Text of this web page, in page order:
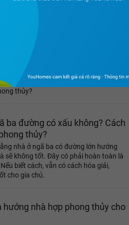
thờ trong phòng khách sao
thủy
một nét đẹp trong văn hóa của người
lòng hiếu thảo, biết ơn đối với đấng
kế bàn thờ trong phòng khách như
thủy?
ba đường có xấu không? Cách
thủy?
nhà ở ngã ba có đường lớn hướng
sẽ không tốt. Đây có phải hoàn toàn là
biết cách, vẫn có cách hóa giải,
cho gia chủ.
hướng nhà hợp phong thủy cho